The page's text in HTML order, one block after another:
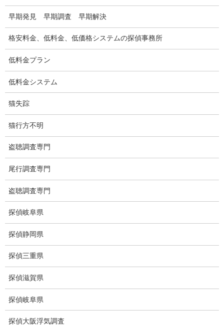
浮気調査料金の比較例
GPS検索調査
GPS調査
車両調査
浮気調査地域
いじめ・子供の虐待
別れさせ屋
盗聴調査
盗聴調査料金
盗聴器の種類
ご依頼の注意点
世界の盗聴事情
早期発見 早期調査 早期解決
格安料金、低料金、低価格システムの探偵事務所
低料金プラン
低料金システム
猫失踪
猫行方不明
盗聴調査専門
尾行調査専門
盗聴調査専門
探偵岐阜県
探偵静岡県
探偵三重県
探偵滋賀県
探偵岐阜県
探偵大阪浮気調査